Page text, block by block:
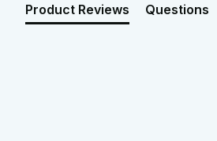
Product Reviews Questions